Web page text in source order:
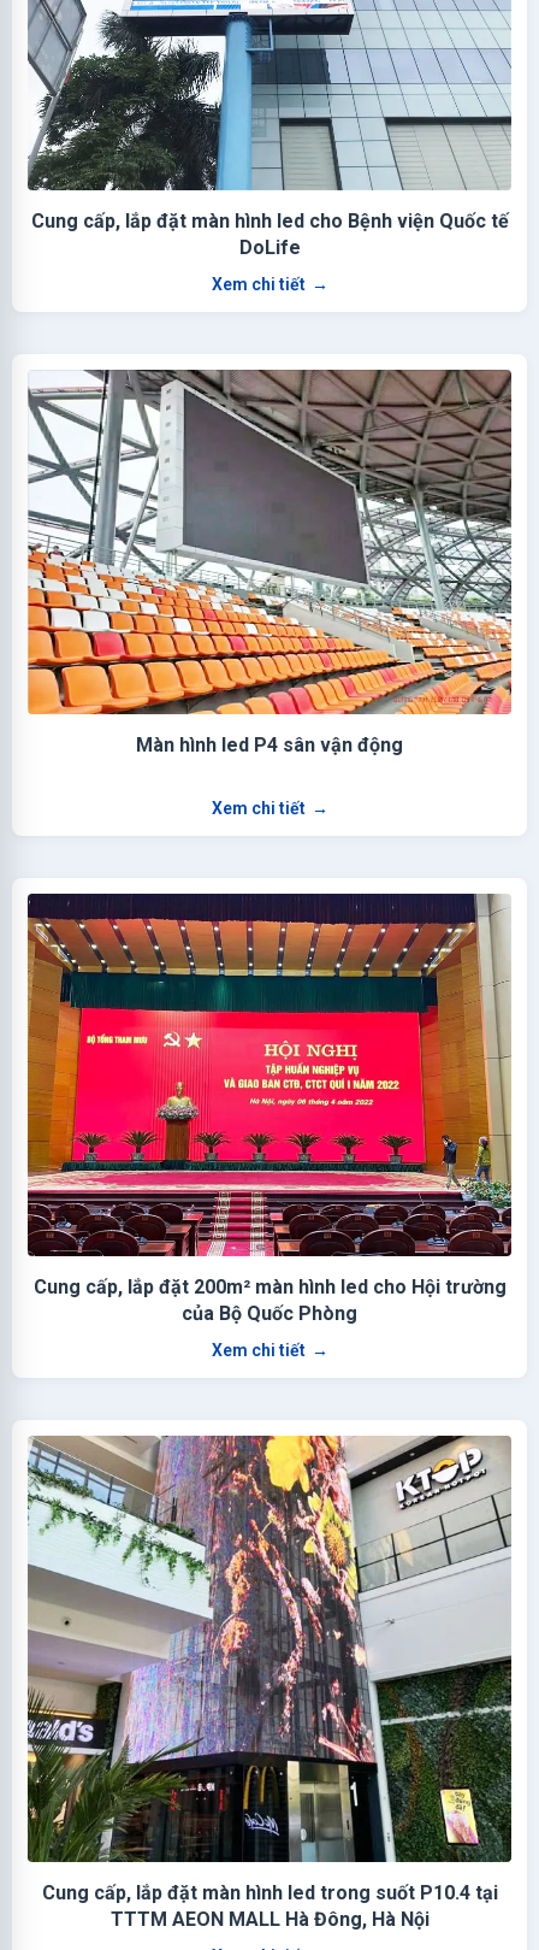
Cung cấp, lắp đặt màn hình led cho Bệnh viện Quốc tế
DoLife
Xem chi tiết →
Màn hình led P4 sân vận động
Xem chi tiết →
Cung cấp, lắp đặt 200m² màn hình led cho Hội trường
của Bộ Quốc Phòng
Xem chi tiết →
Cung cấp, lắp đặt màn hình led trong suốt P10.4 tại
TTTM AEON MALL Hà Đông, Hà Nội